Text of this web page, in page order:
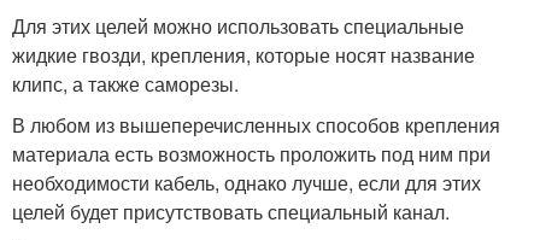
Для этих целей можно использовать специальные
жидкие гвозди, крепления, которые носят название
клипс, а также саморезы.
В любом из вышеперечисленных способов крепления
материала есть возможность проложить под ним при
необходимости кабель, однако лучше, если для этих
целей будет присутствовать специальный канал.